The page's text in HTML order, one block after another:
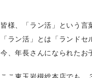
皆様、「ラン活」という言
「ラン活」とは「ランド
今、年長さんになられたお